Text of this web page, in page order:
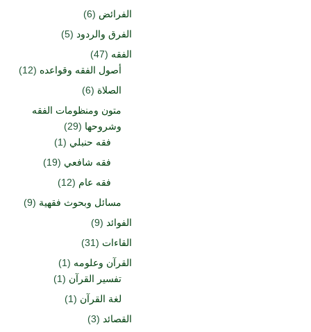
الفرائض (6)
الفرق والردود (5)
الفقه (47)
أصول الفقه وقواعده (12)
الصلاة (6)
متون ومنظومات الفقه
وشروحها (29)
فقه حنبلي (1)
فقه شافعي (19)
فقه عام (12)
مسائل وبحوث فقهية (9)
الفوائد (9)
القاءات (31)
القرآن وعلومه (1)
تفسير القرآن (1)
لغة القرآن (1)
القصائد (3)